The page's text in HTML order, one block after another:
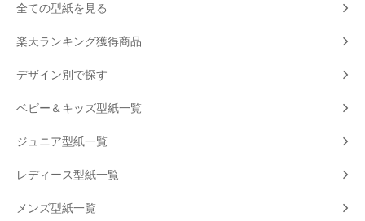
全ての型紙を見る
楽天ランキング獲得商品
デザイン別で探す
ベビー＆キッズ型紙一覧
ジュニア型紙一覧
レディース型紙一覧
メンズ型紙一覧